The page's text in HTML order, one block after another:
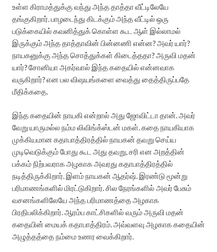
உள்ள கிராமத்துக்கு வந்து அந்த தாத்தா வீட்டிலேயே
தங்குகிறார். பாழடைந்து கிடக்கும் அந்த வீட்டில் ஒரு
படுக்கையில் கவனித்துக் கொள்ள கூட ஆள் இல்லாமல்
இருக்கும் அந்த தாத்தாவின் பின்னணி என்ன? அவர் யார்?
நாயகனுக்கு அந்த சொத்துக்கள் கிடைத்ததா? அருவி மதன்
யார்? சோனியா அகர்வால் இந்த கதையில் என்னவாக
வருகிறார்? என பல விஷயங்களை வைத்து தைத்திருப்பதே
மீதிக்கதை.
இந்த கதையின் நாயகி என்றால் அது ஜோவிட்டா தான். அவர்
வேறு யாருமல்ல நம்ம லிவிங்க்ஸ்டன் மகள். கதை நாயகியாக
முக்கியமான கதாபாத்திரத்தில் நாயகன் தவறு செய்ய
முடிவெடுக்கும் போது கூட அது தவறு, சரி என அறத்தின்
பக்கம் நிற்பவராக அழகாக அவரது கதாபாத்திரத்தில்
நடித்திருக்கிறார். இளம் நாயகன் ஆதர்ஷ். இரண்டு மூன்று
பரிமாணங்களில் மிரட்டுகிறார். சில நேரங்களில் அவர் பேசும்
வசனங்களிலேயே அந்த பரிமாணத்தை அழகாக
பிரதிபலிக்கிறார். ஆரம்ப காட்சிகளில் வரும் அருவி மதன்
கதையின் மையக் கதாபாத்திரம். அவ்வளவு அழகாக கதையின்
அழுத்தத்தை நம்மை உணர வைக்கிறார்.